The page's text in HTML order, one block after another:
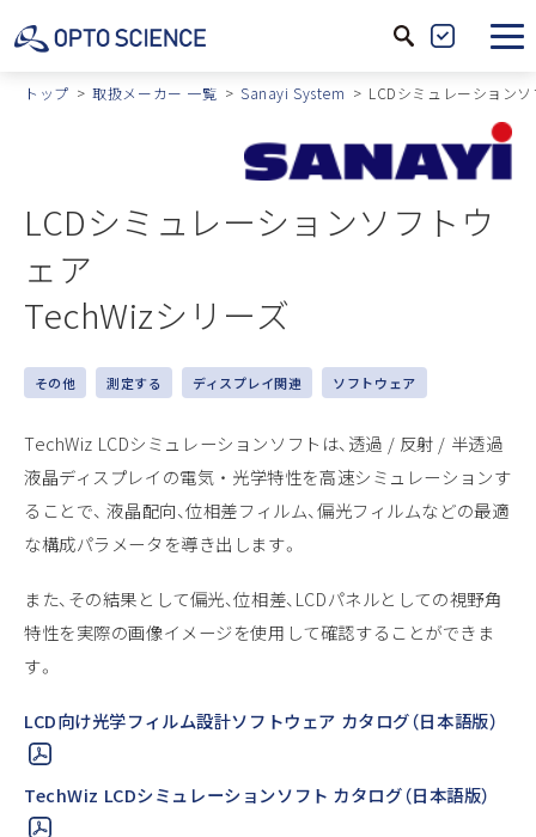
サ
イ
内
検
索
製
込
トップ 取扱メーカー 一覧 Sanayi System LCDシミュレーション
LCDシミュレーションソフトウ
ェア
TechWizシリーズ
その他 測定する ディスプレイ関連 ソフトウェア
TechWiz LCDシミュレーションソフトは、透過 / 反射 / 半透過
液晶ディスプレイの電気 ・ 光学特性を高速シミュレーションす
ることで、 液晶配向、位相差フィルム、偏光フィルムなどの最適
な構成パラメータを導き出します。
また、その結果として偏光、位相差、LCDパネルとしての視野角
特性を実際の画像イメージを使用して確認することができま
す。
LCD向け光学フィルム設計ソフトウェア カタログ（日本語版）
TechWiz LCDシミュレーションソフト カタログ（日本語版）